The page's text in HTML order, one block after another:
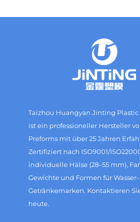
Taizhou Huangyan Jinting Plastic
ist ein professioneller Hersteller
Preforms mit über 25 Jahren
Zertifiziert nach ISO9001/
individuelle Hälse (28–55 mm),
Gewichte und Formen für
Getränkemarken. Kontaktieren
heute.